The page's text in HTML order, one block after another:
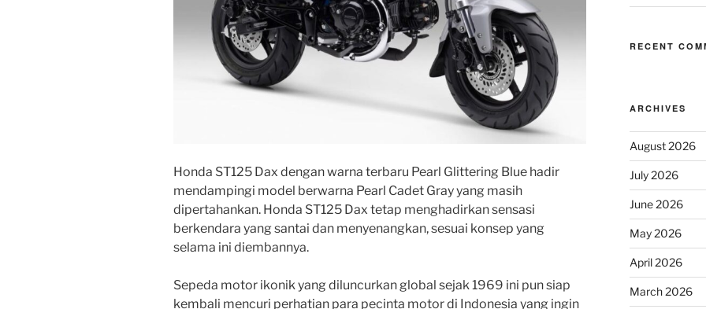
Honda ST125 Dax dengan warna terbaru Pearl Glittering Blue hadir
mendampingi model berwarna Pearl Cadet Gray yang masih
dipertahankan. Honda ST125 Dax tetap menghadirkan sensasi
berkendara yang santai dan menyenangkan, sesuai konsep yang
selama ini diembannya.
Sepeda motor ikonik yang diluncurkan global sejak 1969 ini pun siap
kembali mencuri perhatian para pecinta motor di Indonesia yang ingin
RECENT
ARCHIVES
August 2026
July 2026
June 2026
May 2026
April 2026
March 2026